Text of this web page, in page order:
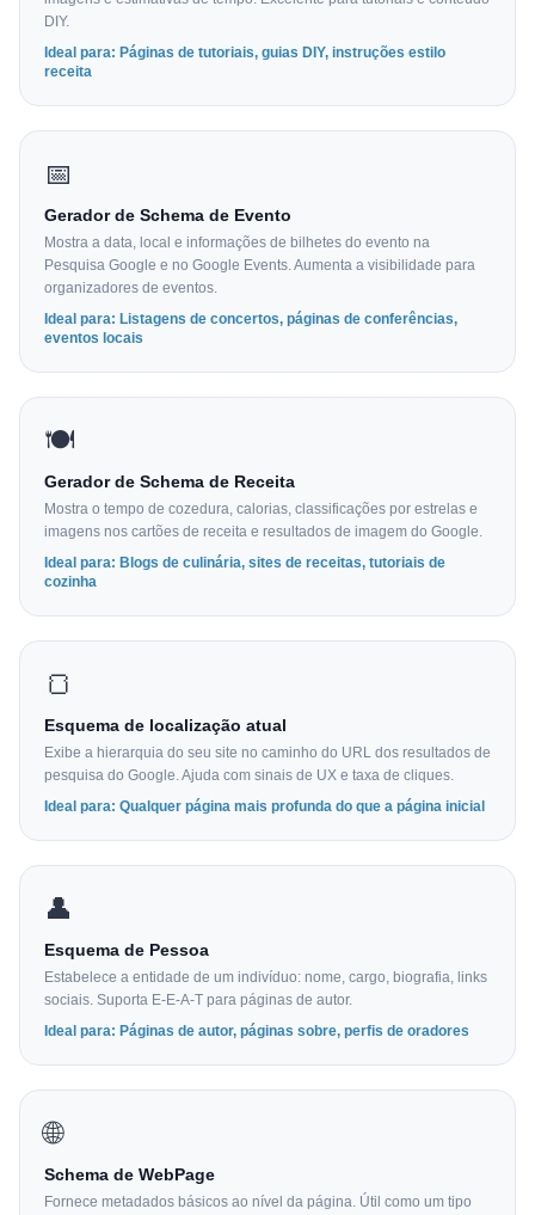
DIY.
Ideal para: Páginas de tutoriais, guias DIY, instruções estilo
receita
📅
Gerador de Schema de Evento
Mostra a data, local e informações de bilhetes do evento na
Pesquisa Google e no Google Events. Aumenta a visibilidade para
organizadores de eventos.
Ideal para: Listagens de concertos, páginas de conferências,
eventos locais
🍽
Gerador de Schema de Receita
Mostra o tempo de cozedura, calorias, classificações por estrelas e
imagens nos cartões de receita e resultados de imagem do Google.
Ideal para: Blogs de culinária, sites de receitas, tutoriais de
cozinha
🍞
Esquema de localização atual
Exibe a hierarquia do seu site no caminho do URL dos resultados de
pesquisa do Google. Ajuda com sinais de UX e taxa de cliques.
Ideal para: Qualquer página mais profunda do que a página inicial
👤
Esquema de Pessoa
Estabelece a entidade de um indivíduo: nome, cargo, biografia, links
sociais. Suporta E-E-A-T para páginas de autor.
Ideal para: Páginas de autor, páginas sobre, perfis de oradores
🌐
Schema de WebPage
Fornece metadados básicos ao nível da página. Útil como um tipo